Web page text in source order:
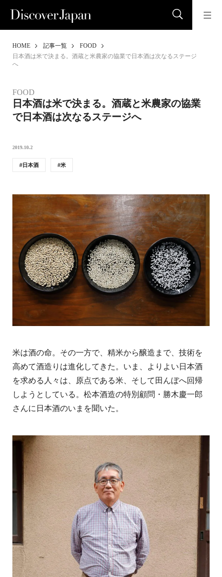
HOME 記事一覧
FOOD
日本酒は米で決まる。酒蔵と米農家の協業で日本酒は次なるステージ
へ
FOOD
日本酒は米で決まる。酒蔵と米農家の協業
で日本酒は次なるステージへ
2019.10.2
日本酒 米
米は酒の命。その一方で、精米から醸造まで、技術を
高めて酒造りは進化してきた。いま、よりよい日本酒
を求める人々は、原点である米、そして田んぼへ回帰
しようとしている。松本酒造の特別顧問・勝木慶一郎
さんに日本酒のいまを聞いた。